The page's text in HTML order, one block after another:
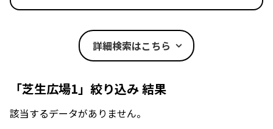
詳細検索はこちら
「芝生広場1」絞り込み 結果
該当するデータがありません。